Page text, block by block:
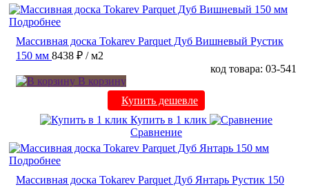
Подробнее
Массивная доска Tokarev Parquet Дуб Вишневый Рустик
150 мм 8438 ₽ / м2
код товара: 03-541
В корзину
Купить дешевле
Купить в 1 клик
Сравнение
Подробнее
Массивная доска Tokarev Parquet Дуб Янтарь Рустик 150